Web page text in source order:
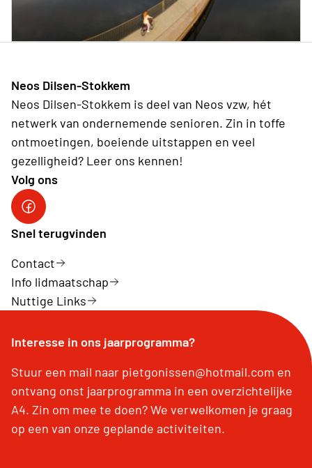
Neos Dilsen-Stokkem
Neos Dilsen-Stokkem is deel van Neos vzw, hét
netwerk van ondernemende senioren. Zin in toffe
ontmoetingen, boeiende uitstappen en veel
gezelligheid? Leer ons kennen!
Volg ons
Neos Dilsen-Stokkem
Snel terugvinden
Contact
Info lidmaatschap
Nuttige Links
Interesse in ons jaarprogramma?
Stuur een mail naar pietgonissen@hotmail.com en
ontvang onst jaarprogramma in een overzichtelijke
A4. Zin om mee te doen? We verwelkomen je graag
op een van onze geplande activiteiten.